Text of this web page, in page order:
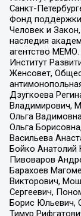
Санкт-
Фонд
Человек и
наследия
агентство МЕМО.
Институт
Женсовет,
Дзугкоева
Владимирович,
Ольга
Ольга
Васильева
Бойко Анатолий
Пивоваров
Барахоев
Викторович,
Сергеевич,
Борис Юльевич,
Тимур